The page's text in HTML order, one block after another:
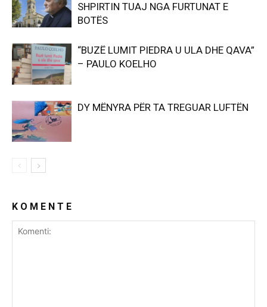
SHPIRTIN TUAJ NGA FURTUNAT E
BOTËS
“BUZË LUMIT PIEDRA U ULA DHE QAVA”
– PAULO KOELHO
DY MËNYRA PËR TA TREGUAR LUFTËN
K O M E N T E